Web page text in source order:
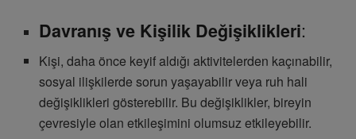
Davranış ve Kişilik Değişiklikleri:
Kişi, daha önce keyif aldığı aktivitelerden kaçınabilir,
sosyal ilişkilerde sorun yaşayabilir veya ruh hali
değişiklikleri gösterebilir. Bu değişiklikler, bireyin
çevresiyle olan etkileşimini olumsuz etkileyebilir.